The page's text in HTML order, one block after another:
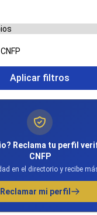
Aplicar filtros
Reclama tu perfil
CNFP
en el directorio y recibe
Reclamar mi perfil